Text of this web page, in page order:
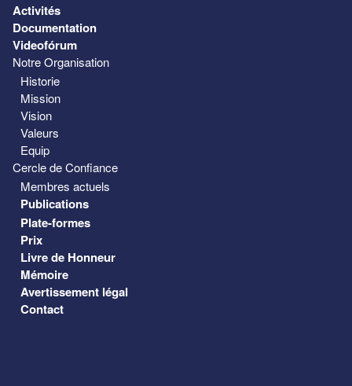
Activités
Documentation
Videofórum
Notre Organisation
Historie
Mission
Vision
Valeurs
Equip
Cercle de Confiance
Membres actuels
Publications
Plate-formes
Prix
Livre de Honneur
Mémoire
Avertissement légal
Contact